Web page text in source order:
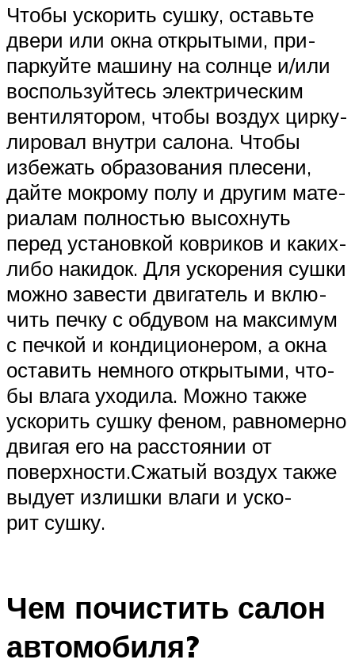
Что­бы уско­рить суш­ку, оставь­те
две­ри или окна откры­ты­ми, при­
пар­куй­те маши­ну на солн­це и/или
вос­поль­зуй­тесь элек­три­че­ским
вен­ти­ля­то­ром, что­бы воз­дух цир­ку­
ли­ро­вал внут­ри салона. Что­бы
избе­жать обра­зо­ва­ния пле­се­ни,
дай­те мок­ро­му полу и дру­гим мате­
ри­а­лам пол­но­стью высох­нуть
перед уста­нов­кой ков­ри­ков и каких-
либо накидок. Для уско­ре­ния суш­ки
мож­но заве­сти дви­га­тель и вклю­
чить печ­ку с обду­вом на мак­си­мум
с печ­кой и кон­ди­ци­о­не­ром, а окна
оста­вить немно­го откры­ты­ми, что­
бы вла­га уходила. Мож­но так­же
уско­рить суш­ку феном, рав­но­мер­но
дви­гая его на рас­сто­я­нии от
поверхности.Сжа­тый воз­дух так­же
выду­ет излиш­ки вла­ги и уско­
рит сушку.
Чем почистить салон
автомобиля?